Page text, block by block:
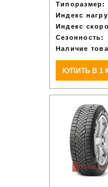
Типоразмер:
Индекс
Индекс
Сезонность:
Наличие
КУПИТЬ В 1